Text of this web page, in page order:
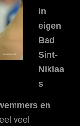
in
eigen
Bad
Sint-
Niklaa
s
en
veel